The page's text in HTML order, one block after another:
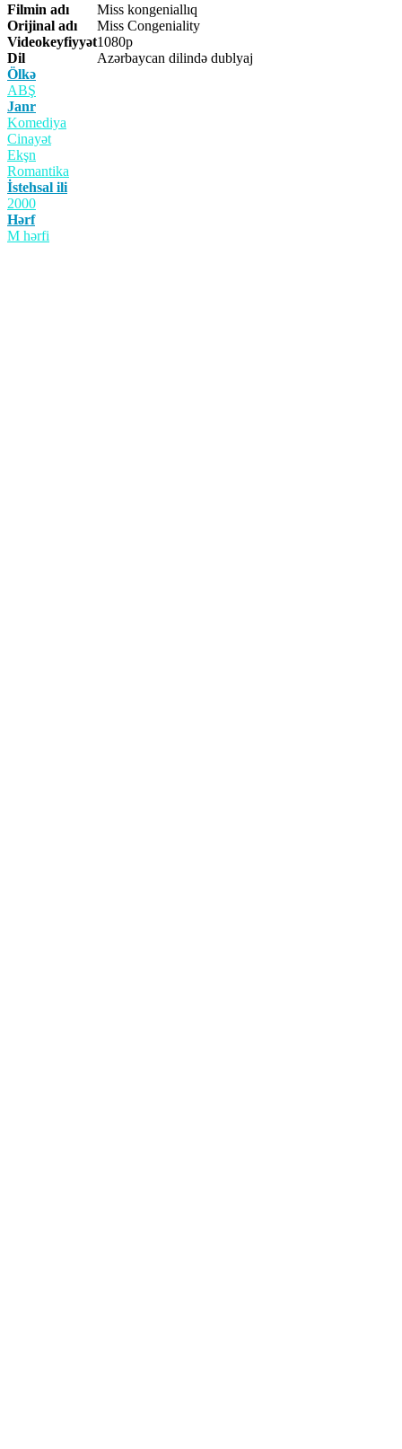
Filmin adı
Miss kongeniallıq
Orijinal adı
Miss Congeniality
Videokeyfiyyət1080p
Dil
Azərbaycan dilində dublyaj
Ölkə
ABŞ
Janr
Komediya
Cinayət
Ekşn
Romantika
İstehsal ili
2000
Hərf
M hərfi